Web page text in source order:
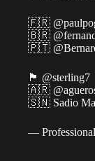
🇫🇷
🇧🇷
🇵🇹
🏴󠁧󠁢󠁥󠁮󠁧󠁿 @sterling7
🇦🇷
🇸🇳 Sadio
—